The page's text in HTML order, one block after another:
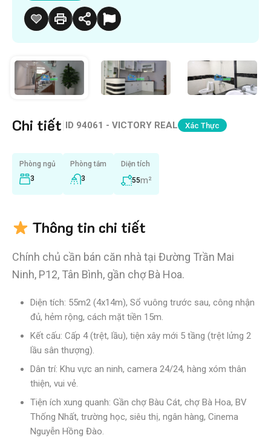
Chi tiết ID 94061 - VICTORY REAL Xác Thực
Phòng ngủ
3
Phòng tắm
3
Diện tích
55m²
Thông tin chi tiết
Chính chủ cần bán căn nhà tại Đường Trần Mai
Ninh, P12, Tân Bình, gần chợ Bà Hoa.
Diện tích: 55m2 (4x14m), Sổ vuông trước sau, công nhận
đủ, hẻm rộng, cách mặt tiền 15m.
Kết cấu: Cấp 4 (trệt, lầu), tiện xây mới 5 tầng (trệt lửng 2
lầu sân thượng).
Dân trí: Khu vực an ninh, camera 24/24, hàng xóm thân
thiện, vui vẻ.
Tiện ích xung quanh: Gần chợ Bàu Cát, chợ Bà Hoa, BV
Thống Nhất, trường học, siêu thị, ngân hàng, Cinema
Nguyễn Hồng Đào.